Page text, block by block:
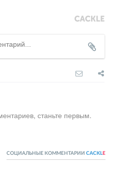
станьте первым.
СОЦИАЛЬНЫЕ КОММЕНТАРИИ CACKL E